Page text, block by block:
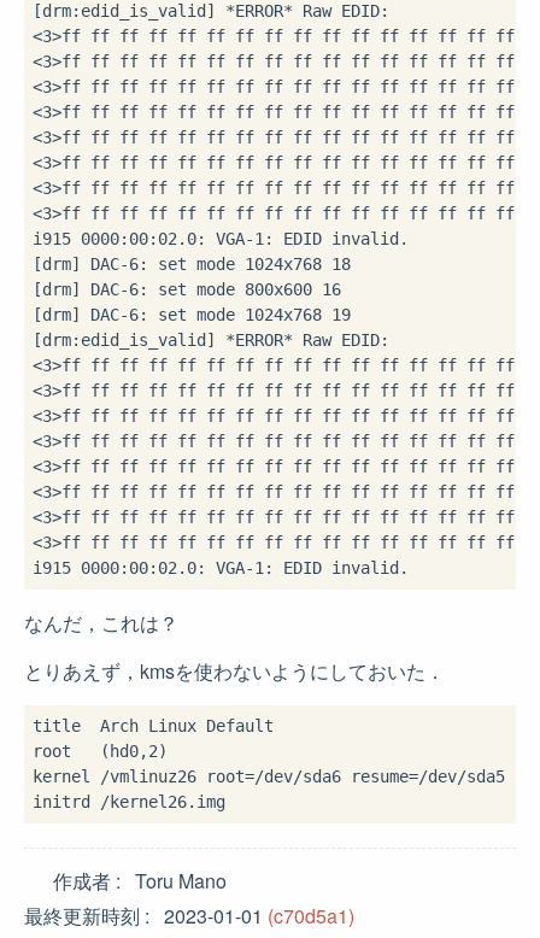
[drm:edid_is_valid] *ERROR* Raw EDID:
<3>ff ff ff ff ff ff ff ff ff ff ff ff ff ff ff ff
<3>ff ff ff ff ff ff ff ff ff ff ff ff ff ff ff ff
<3>ff ff ff ff ff ff ff ff ff ff ff ff ff ff ff ff
<3>ff ff ff ff ff ff ff ff ff ff ff ff ff ff ff ff
<3>ff ff ff ff ff ff ff ff ff ff ff ff ff ff ff ff
<3>ff ff ff ff ff ff ff ff ff ff ff ff ff ff ff ff
<3>ff ff ff ff ff ff ff ff ff ff ff ff ff ff ff ff
<3>ff ff ff ff ff ff ff ff ff ff ff ff ff ff ff ff
i915 0000:00:02.0: VGA-1: EDID invalid.
[drm] DAC-6: set mode 1024x768 18
[drm] DAC-6: set mode 800x600 16
[drm] DAC-6: set mode 1024x768 19
[drm:edid_is_valid] *ERROR* Raw EDID:
<3>ff ff ff ff ff ff ff ff ff ff ff ff ff ff ff ff
<3>ff ff ff ff ff ff ff ff ff ff ff ff ff ff ff ff
<3>ff ff ff ff ff ff ff ff ff ff ff ff ff ff ff ff
<3>ff ff ff ff ff ff ff ff ff ff ff ff ff ff ff ff
<3>ff ff ff ff ff ff ff ff ff ff ff ff ff ff ff ff
<3>ff ff ff ff ff ff ff ff ff ff ff ff ff ff ff ff
<3>ff ff ff ff ff ff ff ff ff ff ff ff ff ff ff ff
<3>ff ff ff ff ff ff ff ff ff ff ff ff ff ff ff ff
なんだ，これは？
とりあえず，kmsを使わないようにしておいた．
title  Arch Linux Default
root   (hd0,2)
kernel /vmlinuz26 root=/dev/sda6 resume=/dev/sda5 ro
作成者
Toru Mano
最終更新時刻
2023-01-01 (c70d5a1)